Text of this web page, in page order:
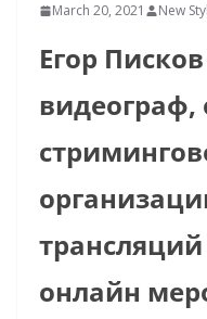
March 20, 2021 New
Егор
видеограф,
онлайн